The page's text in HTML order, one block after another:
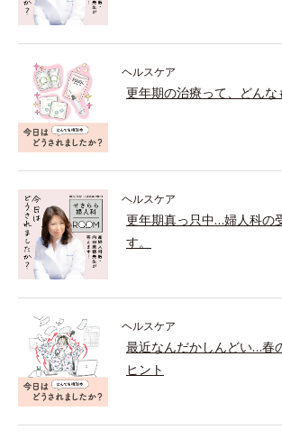
ヘルスケア
更年期の治療って、どんな
ヘルスケア
更年期真っ只中…婦人科の
す。
ヘルスケア
最近なんだかしんどい…春
ヒント